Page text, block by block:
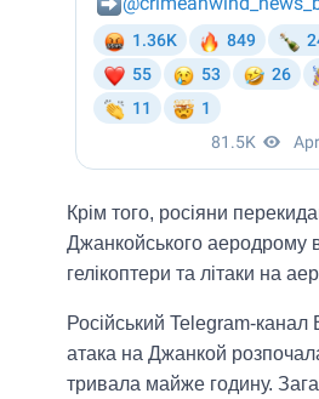
Крім того, росіяни
Джанкойського аеродрому
гелікоптери та літаки на
Російський Telegram-
атака на Джанкой
тривала майже годину.